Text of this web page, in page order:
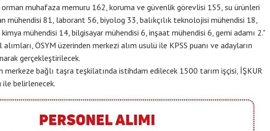
orman muhafaza memuru 162, koruma ve güvenlik görevlisi 155, su ürünleri
mühendisi 81, laborant 56, biyolog 33, balıkçılık teknolojisi mühendisi 18,
mühendisi 14, bilgisayar mühendisi 6, inşaat mühendisi 6, gemi adamı 2."
ÖSYM üzerinden merkezi alım usulü ile KPSS puanı ve adayların
gerçekleştirilecek.
merkeze bağlı taşra teşkilatında istihdam edilecek 1500 tarım işçisi, İŞKUR
ile belirlenecek.